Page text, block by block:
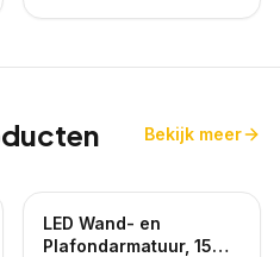
Bekijk meer
LED Wand- en
Plafondarmatuur, 15W,